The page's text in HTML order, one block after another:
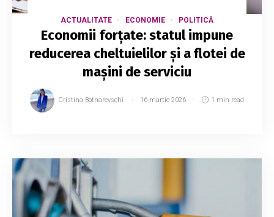
ACTUALITATE ECONOMIE POLITICĂ
Economii forțate: statul impune
reducerea cheltuielilor și a flotei de
mașini de serviciu
Cristina Botnarevschi 16 martie 2026 1 min read